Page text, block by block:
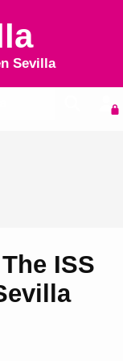
Sevilla
ISS